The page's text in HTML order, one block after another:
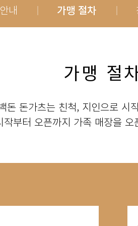
내 가맹 절차
가맹 절
돈 돈가츠는 친척, 지인으로 시
작부터 오픈까지 가족 매장을 오